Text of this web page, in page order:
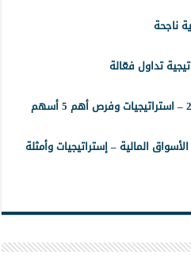
ناجحة
تداول فعّالة
المالية – إستراتيجيات وأمثلة